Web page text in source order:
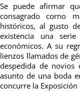
Se puede afirmar
consagrado corno
históricos, al gusto
existencia una
económicos. A su
lienzos llamados de
despedida de
asunto de una boda
concurre la